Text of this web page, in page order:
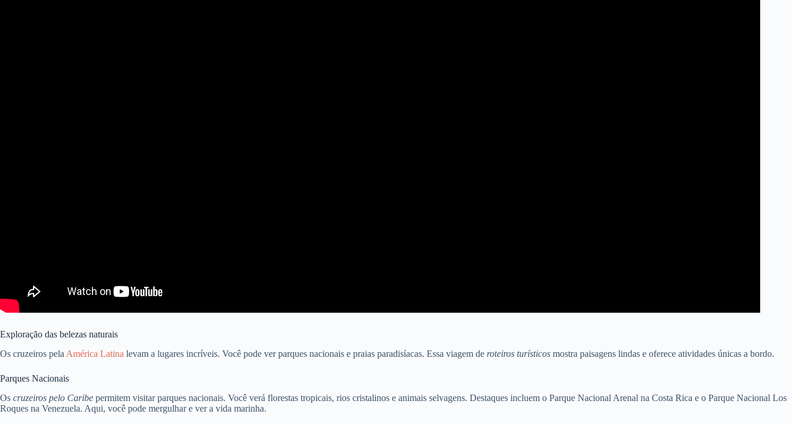
Exploração das belezas naturais
Os cruzeiros pela América Latina levam a lugares incríveis. Você pode ver parques nacionais e praias paradisíacas. Essa viagem de roteiros turísticos mostra paisagens lindas e oferece atividades únicas a bordo.
Parques Nacionais
Os cruzeiros pelo Caribe permitem visitar parques nacionais. Você verá florestas tropicais, rios cristalinos e animais selvagens. Destaques incluem o Parque Nacional Arenal na Costa Rica e o Parque Nacional Los
Roques na Venezuela. Aqui, você pode mergulhar e ver a vida marinha.